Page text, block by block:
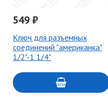
549 ₽
Ключ для разъемных
соединений "американка"
1/2"-1 1/4"